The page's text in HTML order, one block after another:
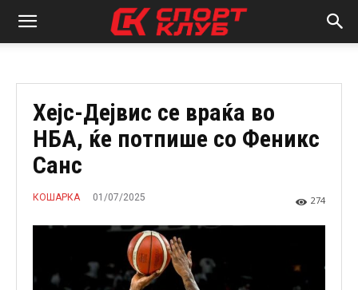
Хејс-Дејвис се враќа во
НБА, ќе потпише со Феникс
Санс
КОШАРКА 01/07/2025 274